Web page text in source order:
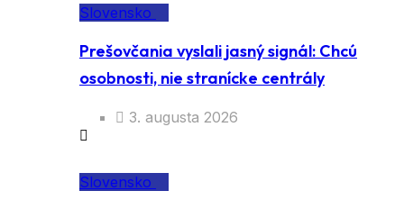
Slovensko
Prešovčania vyslali jasný signál: Chcú
osobnosti, nie stranícke centrály
3. augusta 2026
Slovensko